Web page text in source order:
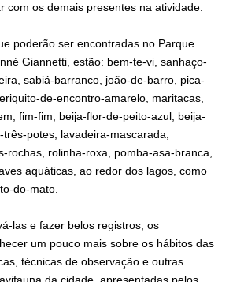
com os demais presentes na atividade.
poderão ser encontradas no Parque
Giannetti, estão: bem-te-vi, sanhaço-
sabiá-barranco, joão-de-barro, pica-
de-encontro-amarelo, maritacas,
fim-fim, beija-flor-de-peito-azul, beija-
potes, lavadeira-mascarada,
rochas, rolinha-roxa, pomba-asa-branca,
aquáticas, ao redor dos lagos, como
do-mato.
las e fazer belos registros, os
um pouco mais sobre os hábitos das
técnicas de observação e outras